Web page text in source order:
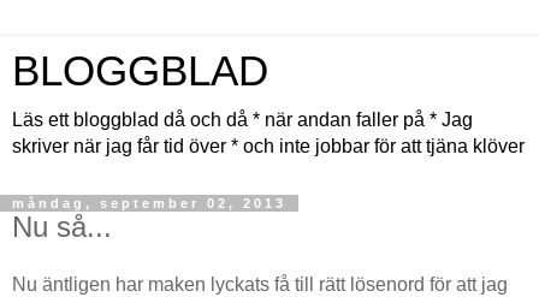
BLOGGBLAD
Läs ett bloggblad då och då * när andan faller på * Jag
skriver när jag får tid över * och inte jobbar för att tjäna klöver
måndag, september 02, 2013
Nu så...
Nu äntligen har maken lyckats få till rätt lösenord för att jag